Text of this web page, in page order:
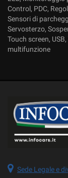
Control, PDC,
Sensori di
Servosterzo,
Touch screen,
multifunzione
Sede Legale e